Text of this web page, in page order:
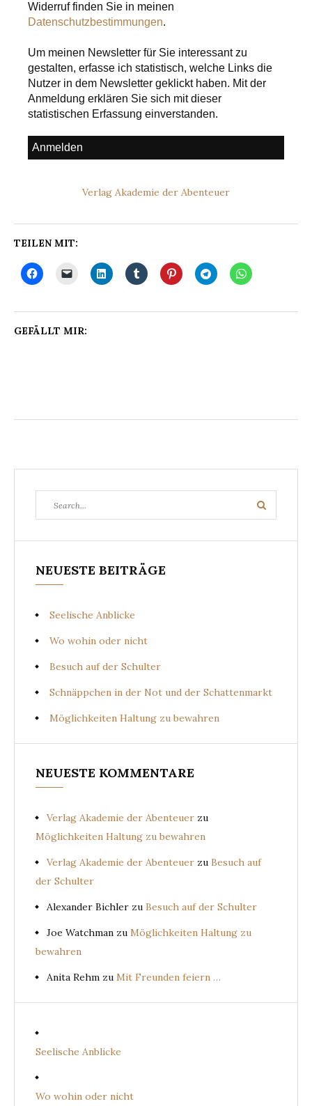
Widerruf finden Sie in meinen
Datenschutzbestimmungen.
Um meinen Newsletter für Sie interessant zu
gestalten, erfasse ich statistisch, welche Links die
Nutzer in dem Newsletter geklickt haben. Mit der
Anmeldung erklären Sie sich mit dieser
statistischen Erfassung einverstanden.
Verlag Akademie der Abenteuer
TEILEN MIT:
GEFÄLLT MIR:
for:
Search
NEUESTE BEITRÄGE
Seelische Anblicke
Wo wohin oder nicht
Besuch auf der Schulter
Schnäppchen in der Not und der Schattenmarkt
Möglichkeiten Haltung zu bewahren
NEUESTE KOMMENTARE
Verlag Akademie der Abenteuer zu
Möglichkeiten Haltung zu bewahren
Verlag Akademie der Abenteuer zu Besuch auf
der Schulter
Alexander Bichler zu Besuch auf der Schulter
Joe Watchman zu Möglichkeiten Haltung zu
bewahren
Anita Rehm zu Mit Freunden feiern …
Seelische Anblicke
Wo wohin oder nicht